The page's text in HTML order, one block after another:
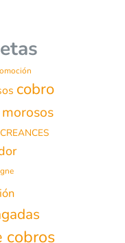
cobro
CREANCES
cobros